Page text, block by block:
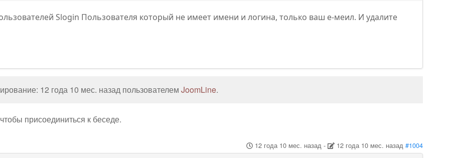
Slogin Пользователя который не имеет имени и логина, только ваш е-меил. И удалите
12 года 10 мес. назад пользователемJoomLine.
присоединиться к беседе.
12 года 10 мес. назад- 12 года 10 мес. назад #1004